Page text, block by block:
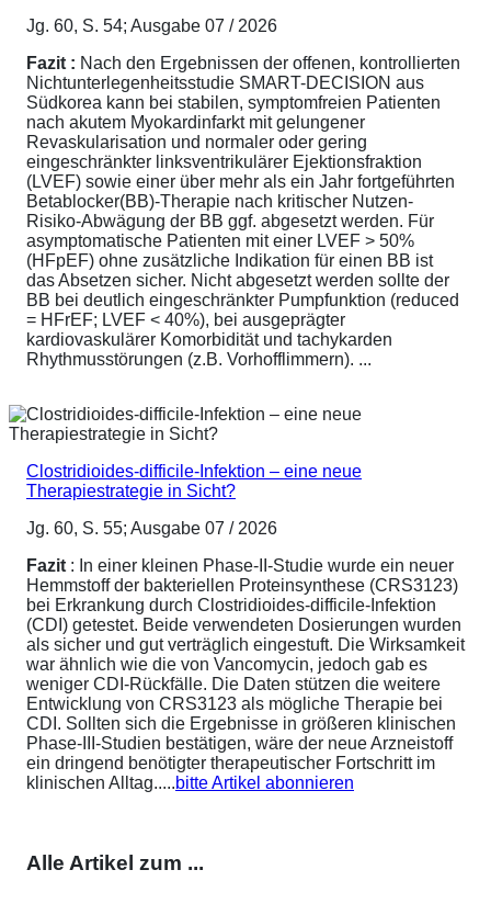
Jg. 60, S. 54; Ausgabe 07 / 2026
Fazit : Nach den Ergebnissen der offenen, kontrollierten
Nichtunterlegenheitsstudie SMART-DECISION aus
Südkorea kann bei stabilen, symptomfreien Patienten
nach akutem Myokardinfarkt mit gelungener
Revaskularisation und normaler oder gering
eingeschränkter linksventrikulärer Ejektionsfraktion
(LVEF) sowie einer über mehr als ein Jahr fortgeführten
Betablocker(BB)-Therapie nach kritischer Nutzen-
Risiko-Abwägung der BB ggf. abgesetzt werden. Für
asymptomatische Patienten mit einer LVEF > 50%
(HFpEF) ohne zusätzliche Indikation für einen BB ist
das Absetzen sicher. Nicht abgesetzt werden sollte der
BB bei deutlich eingeschränkter Pumpfunktion (reduced
= HFrEF; LVEF < 40%), bei ausgeprägter
kardiovaskulärer Komorbidität und tachykarden
Rhythmusstörungen (z.B. Vorhofflimmern). ...
Clostridioides-difficile-Infektion – eine neue
Therapiestrategie in Sicht?
Jg. 60, S. 55; Ausgabe 07 / 2026
Fazit : In einer kleinen Phase-II-Studie wurde ein neuer
Hemmstoff der bakteriellen Proteinsynthese (CRS3123)
bei Erkrankung durch Clostridioides-difficile-Infektion
(CDI) getestet. Beide verwendeten Dosierungen wurden
als sicher und gut verträglich eingestuft. Die Wirksamkeit
war ähnlich wie die von Vancomycin, jedoch gab es
weniger CDI-Rückfälle. Die Daten stützen die weitere
Entwicklung von CRS3123 als mögliche Therapie bei
CDI. Sollten sich die Ergebnisse in größeren klinischen
Phase-III-Studien bestätigen, wäre der neue Arzneistoff
ein dringend benötigter therapeutischer Fortschritt im
klinischen Alltag.....bitte Artikel abonnieren
Alle Artikel zum ...